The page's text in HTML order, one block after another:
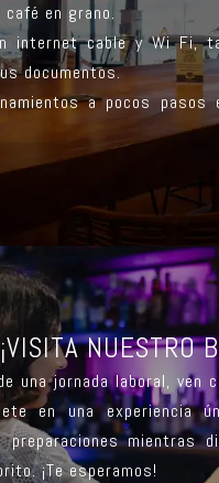
en grano.
internet cable y Wi Fi,
documentos.
a pocos pasos
¡VISITA NUESTRO
una jornada laboral, ven
en una experiencia
preparaciones mientras
¡Te esperamos!